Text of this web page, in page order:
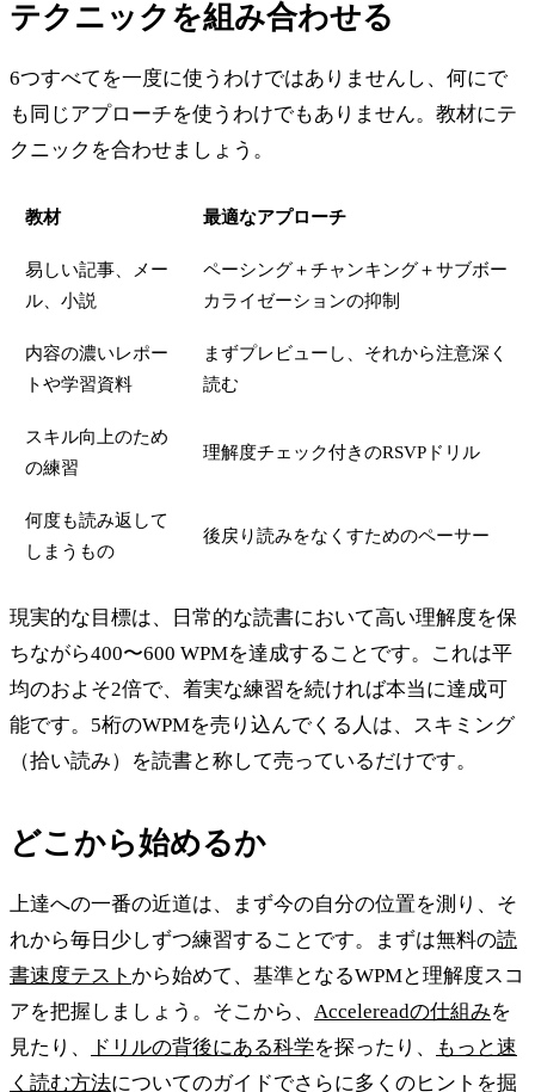
テクニックを組み合わせる
6つすべてを一度に使うわけではありませんし、何にで
も同じアプローチを使うわけでもありません。教材にテ
クニックを合わせましょう。
教材 最適なアプローチ
易しい記事、メー
ル、小説
ペーシング＋チャンキング＋サブボー
カライゼーションの抑制
内容の濃いレポー
トや学習資料
まずプレビューし、それから注意深く
読む
スキル向上のため
の練習
理解度チェック付きのRSVPドリル
何度も読み返して
しまうもの
後戻り読みをなくすためのペーサー
現実的な目標は、日常的な読書において高い理解度を保
ちながら400〜600 WPMを達成することです。これは平
均のおよそ2倍で、着実な練習を続ければ本当に達成可
能です。5桁のWPMを売り込んでくる人は、スキミング
（拾い読み）を読書と称して売っているだけです。
どこから始めるか
上達への一番の近道は、まず今の自分の位置を測り、そ
れから毎日少しずつ練習することです。まずは無料の読
書速度テスト から始めて、基準となるWPMと理解度スコ
アを把握しましょう。そこから、 Accelereadの仕組みを
見たり、
ドリルの背後にある科学を探ったり、
もっと速
く読む方法についてのガイドでさらに多くのヒントを掘